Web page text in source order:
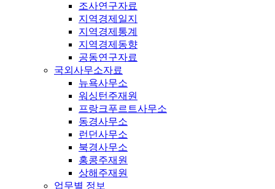
조사연구자료
지역경제일지
지역경제통계
지역경제동향
공동연구자료
국외사무소자료
뉴욕사무소
워싱턴주재원
프랑크푸르트사무소
동경사무소
런던사무소
북경사무소
홍콩주재원
상해주재원
업무별 정보